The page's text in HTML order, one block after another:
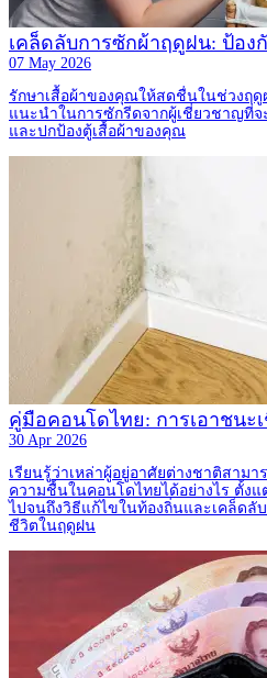
เคล็ดลับการซักผ้าฤดูฝน: ป้อ
07 May 2026
รักษาเสื้อผ้าของคุณให้สดชื่นในช่วงฤดู
แนะนำในการซักรีดจากผู้เชี่ยวชาญที่จ
และปกป้องตู้เสื้อผ้าของคุณ
คู่มือคอนโดไทย: การเอาชนะ
30 Apr 2026
เรียนรู้ว่าเหล่าผู้อยู่อาศัยต่างชาติสาม
ความชื้นในคอนโดไทยได้อย่างไร ตั้ง
ไปจนถึงวิธีแก้ไขในท้องถิ่นและเคล็ดลั
ชีวิตในฤดูฝน